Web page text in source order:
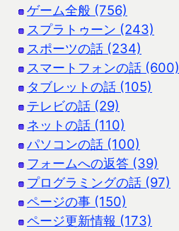
ゲーム全般 (756)
スプラトゥーン (243)
スポーツの話 (234)
スマートフォンの話 (600)
タブレットの話 (105)
テレビの話 (29)
ネットの話 (110)
パソコンの話 (100)
フォームへの返答 (39)
プログラミングの話 (97)
ページの事 (150)
ページ更新情報 (173)